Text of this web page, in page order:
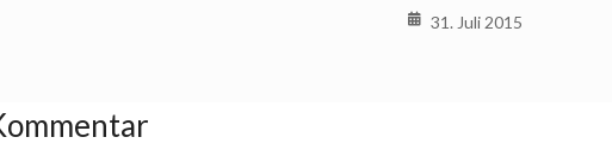
31. Juli 2015